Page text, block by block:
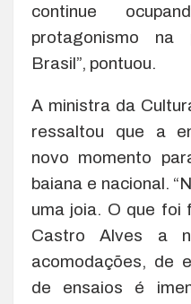
continue
protagonismo na
Brasil”, pontuou.
A ministra da
ressaltou que a
novo momento
baiana e nacional.
uma joia. O que foi
Castro Alves a
acomodações, de
de ensaios é